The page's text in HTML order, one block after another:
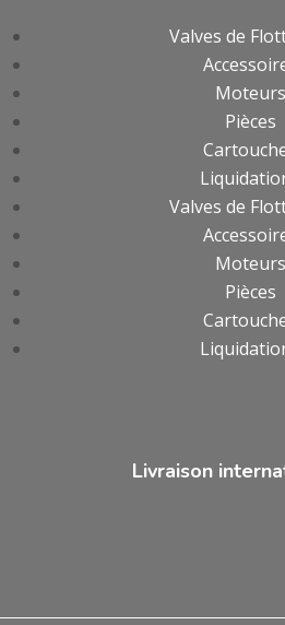
Valves de
Moteurs
Pièces
Valves de
Moteurs
Pièces
Livraison